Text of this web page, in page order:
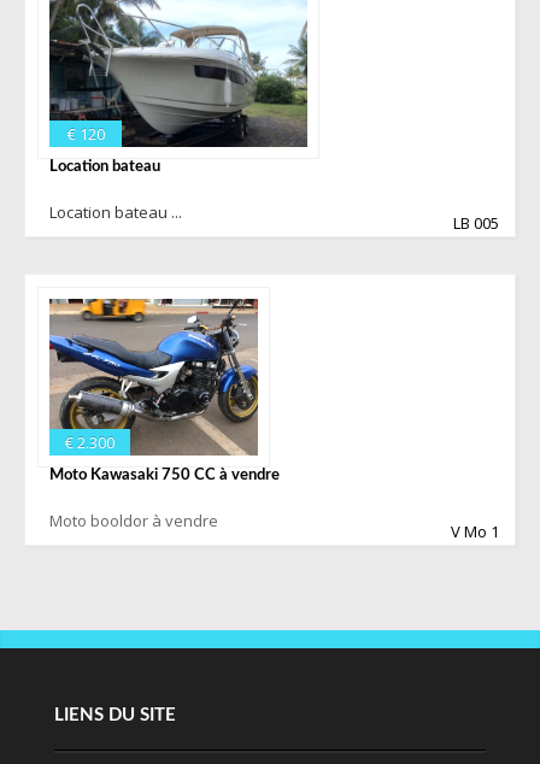
€ 120
Location bateau
Location bateau ... LB 005
€ 2.300
Moto Kawasaki 750 CC à vendre
Moto booldor à vendre V Mo 1
LIENS DU SITE